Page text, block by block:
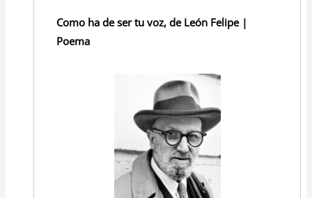
Como ha de ser tu voz, de León Felipe |
Poema